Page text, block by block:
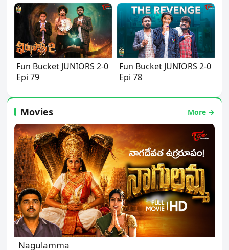
Fun Bucket JUNIORS 2-0
Epi 79
Fun Bucket JUNIORS 2-0
Epi 78
Movies More →
Nagulamma